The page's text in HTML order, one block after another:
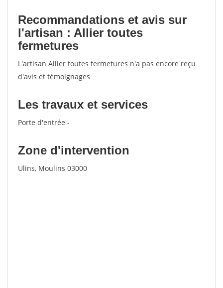
Recommandations et avis sur
l'artisan : Allier toutes
fermetures
L'artisan Allier toutes fermetures n'a pas encore reçu
d'avis et témoignages
Les travaux et services
Porte d'entrée -
Zone d'intervention
Ulins, Moulins 03000